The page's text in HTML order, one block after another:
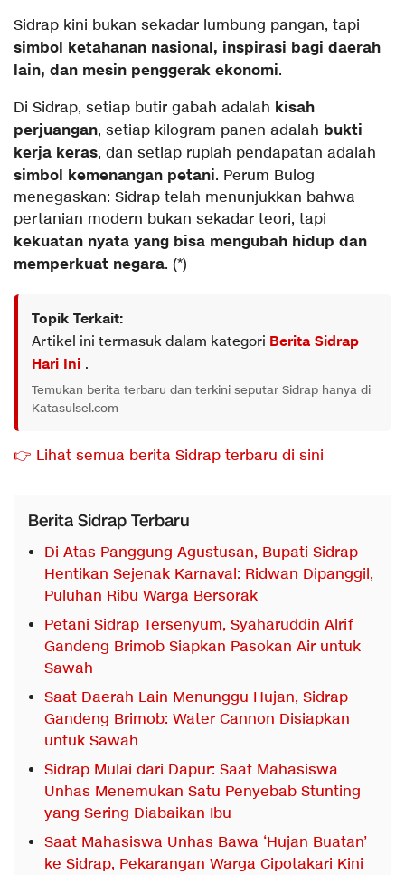
Sidrap kini bukan sekadar lumbung pangan, tapi
simbol ketahanan nasional, inspirasi bagi daerah
lain, dan mesin penggerak ekonomi.
Di Sidrap, setiap butir gabah adalah kisah
perjuangan, setiap kilogram panen adalah bukti
kerja keras, dan setiap rupiah pendapatan adalah
simbol kemenangan petani. Perum Bulog
menegaskan: Sidrap telah menunjukkan bahwa
pertanian modern bukan sekadar teori, tapi
kekuatan nyata yang bisa mengubah hidup dan
memperkuat negara. (*)
Topik Terkait:
Artikel ini termasuk dalam kategori Berita Sidrap
Hari Ini .
Temukan berita terbaru dan terkini seputar Sidrap hanya di
Katasulsel.com
👉 Lihat semua berita Sidrap terbaru di sini
Berita Sidrap Terbaru
Di Atas Panggung Agustusan, Bupati Sidrap
Hentikan Sejenak Karnaval: Ridwan Dipanggil,
Puluhan Ribu Warga Bersorak
Petani Sidrap Tersenyum, Syaharuddin Alrif
Gandeng Brimob Siapkan Pasokan Air untuk
Sawah
Saat Daerah Lain Menunggu Hujan, Sidrap
Gandeng Brimob: Water Cannon Disiapkan
untuk Sawah
Sidrap Mulai dari Dapur: Saat Mahasiswa
Unhas Menemukan Satu Penyebab Stunting
yang Sering Diabaikan Ibu
Saat Mahasiswa Unhas Bawa ‘Hujan Buatan’
ke Sidrap, Pekarangan Warga Cipotakari Kini